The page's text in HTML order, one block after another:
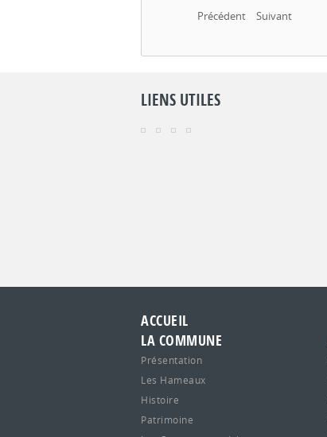
Précédent Suivant
LIENS UTILES
ACCUEIL
LA COMMUNE
Présentation
Les Hameaux
Histoire
Patrimoine